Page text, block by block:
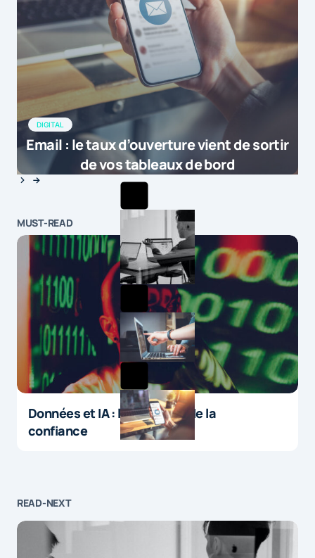
DIGITAL
Email : le taux d’ouverture vient de sortir
de vos tableaux de bord
MUST-READ
Données et IA : le paradoxe de la
confiance
READ-NEXT